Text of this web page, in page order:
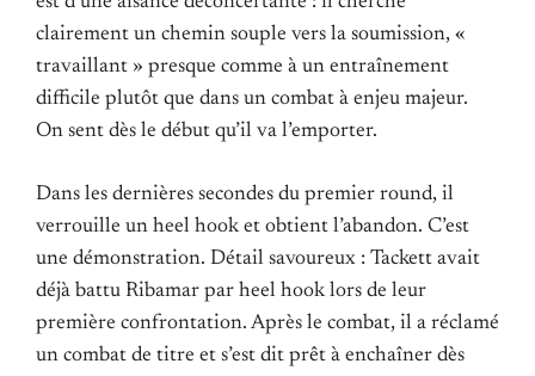
clairement un chemin souple vers la soumission, «
travaillant » presque comme à un entraînement
difficile plutôt que dans un combat à enjeu majeur.
On sent dès le début qu’il va l’emporter.
Dans les dernières secondes du premier round, il
verrouille un heel hook et obtient l’abandon. C’est
une démonstration. Détail savoureux : Tackett avait
déjà battu Ribamar par heel hook lors de leur
première confrontation. Après le combat, il a réclamé
un combat de titre et s’est dit prêt à enchaîner dès